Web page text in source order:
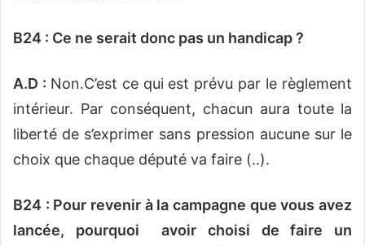
B24 : Ce ne serait donc pas un handicap ?
A.D : Non.C’est ce qui est prévu par le règlement
intérieur. Par conséquent, chacun aura toute la
liberté de s’exprimer sans pression aucune sur le
choix que chaque député va faire (..).
B24 : Pour revenir à la campagne que vous avez
lancée, pourquoi avoir choisi de faire un